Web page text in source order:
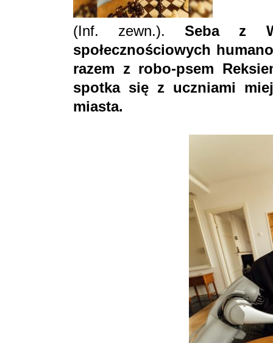
(Inf. zewn.). Seba z
społecznościowych
razem z robo-psem
spotka się z uczniami
miasta.